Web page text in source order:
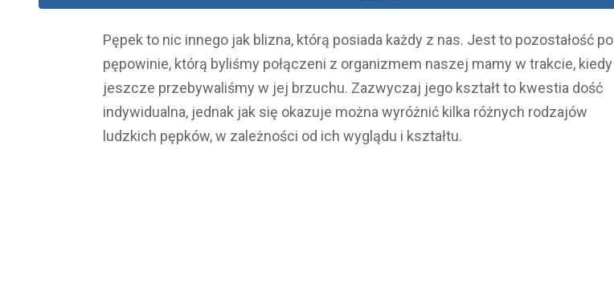
Pępek to nic innego jak blizna, którą posiada każdy z nas. Jest to pozostałość po
pępowinie, którą byliśmy połączeni z organizmem naszej mamy w trakcie, kiedy
jeszcze przebywaliśmy w jej brzuchu. Zazwyczaj jego kształt to kwestia dość
indywidualna, jednak jak się okazuje można wyróżnić kilka różnych rodzajów
ludzkich pępków, w zależności od ich wyglądu i kształtu.